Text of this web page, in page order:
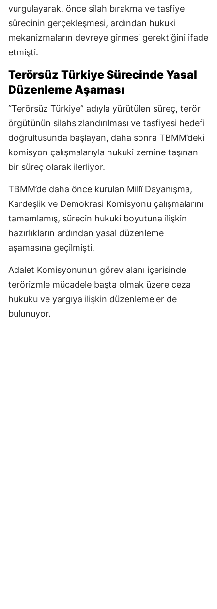
vurgulayarak, önce silah bırakma ve tasfiye
sürecinin gerçekleşmesi, ardından hukuki
mekanizmaların devreye girmesi gerektiğini ifade
etmişti.
Terörsüz Türkiye Sürecinde Yasal
Düzenleme Aşaması
“Terörsüz Türkiye” adıyla yürütülen süreç, terör
örgütünün silahsızlandırılması ve tasfiyesi hedefi
doğrultusunda başlayan, daha sonra TBMM’deki
komisyon çalışmalarıyla hukuki zemine taşınan
bir süreç olarak ilerliyor.
TBMM’de daha önce kurulan Millî Dayanışma,
Kardeşlik ve Demokrasi Komisyonu çalışmalarını
tamamlamış, sürecin hukuki boyutuna ilişkin
hazırlıkların ardından yasal düzenleme
aşamasına geçilmişti.
Adalet Komisyonunun görev alanı içerisinde
terörizmle mücadele başta olmak üzere ceza
hukuku ve yargıya ilişkin düzenlemeler de
bulunuyor.